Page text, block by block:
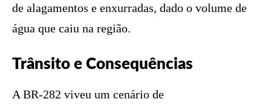
de alagamentos e enxurradas, dado o volume de
água que caiu na região.
Trânsito e Consequências
A BR-282 viveu um cenário de